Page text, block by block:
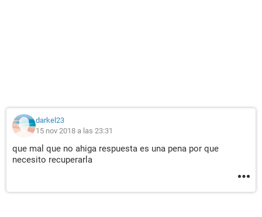
darkel23
15 nov 2018 a las 23:31
que mal que no ahiga respuesta es una pena por que
necesito recuperarla